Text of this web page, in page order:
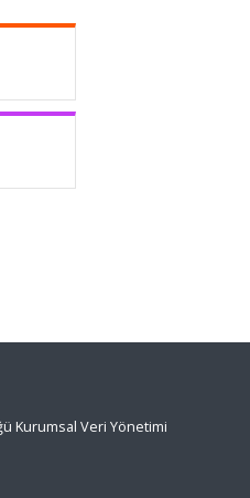
Kurumsal Veri Yönetimi